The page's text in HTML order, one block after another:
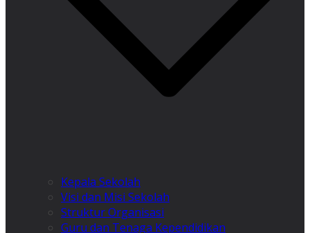
Kepala Sekolah
Visi dan Misi Sekolah
Struktur Organisasi
Guru dan Tenaga Kependidikan